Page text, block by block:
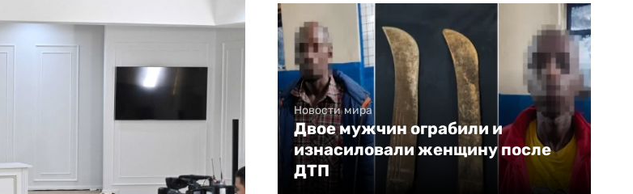
Новости мира
Двое мужчин ограбили и
изнасиловали женщину после
ДТП